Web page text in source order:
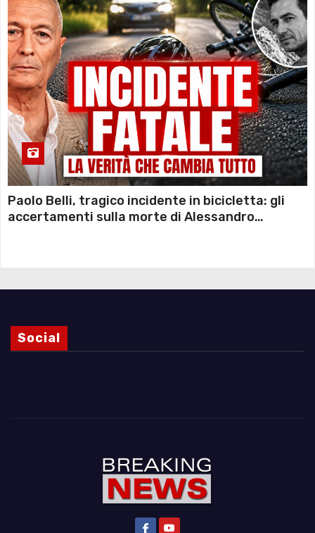
Paolo Belli, tragico incidente in bicicletta: gli
accertamenti sulla morte di Alessandro
Social